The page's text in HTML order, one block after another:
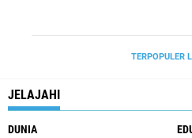
TERPOPULER
JELAJAHI
DUNIA